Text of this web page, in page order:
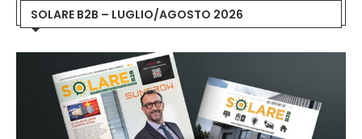
SOLARE B2B – LUGLIO/AGOSTO 2026